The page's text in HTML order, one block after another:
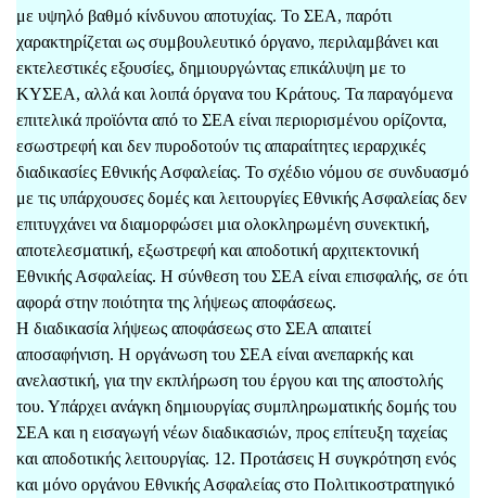
με υψηλό βαθμό κίνδυνου αποτυχίας. Το ΣΕΑ, παρότι
χαρακτηρίζεται ως συμβουλευτικό όργανο, περιλαμβάνει και
εκτελεστικές εξουσίες, δημιουργώντας επικάλυψη με το
ΚΥΣΕΑ, αλλά και λοιπά όργανα του Κράτους. Τα παραγόμενα
επιτελικά προϊόντα από το ΣΕΑ είναι περιορισμένου ορίζοντα,
εσωστρεφή και δεν πυροδοτούν τις απαραίτητες ιεραρχικές
διαδικασίες Εθνικής Ασφαλείας. Το σχέδιο νόμου σε συνδυασμό
με τις υπάρχουσες δομές και λειτουργίες Εθνικής Ασφαλείας δεν
επιτυγχάνει να διαμορφώσει μια ολοκληρωμένη συνεκτική,
αποτελεσματική, εξωστρεφή και αποδοτική αρχιτεκτονική
Εθνικής Ασφαλείας. Η σύνθεση του ΣΕΑ είναι επισφαλής, σε ότι
αφορά στην ποιότητα της λήψεως αποφάσεως.
Η διαδικασία λήψεως αποφάσεως στο ΣΕΑ απαιτεί
αποσαφήνιση. Η οργάνωση του ΣΕΑ είναι ανεπαρκής και
ανελαστική, για την εκπλήρωση του έργου και της αποστολής
του. Υπάρχει ανάγκη δημιουργίας συμπληρωματικής δομής του
ΣΕΑ και η εισαγωγή νέων διαδικασιών, προς επίτευξη ταχείας
και αποδοτικής λειτουργίας. 12. Προτάσεις Η συγκρότηση ενός
και μόνο οργάνου Εθνικής Ασφαλείας στο Πολιτικοστρατηγικό